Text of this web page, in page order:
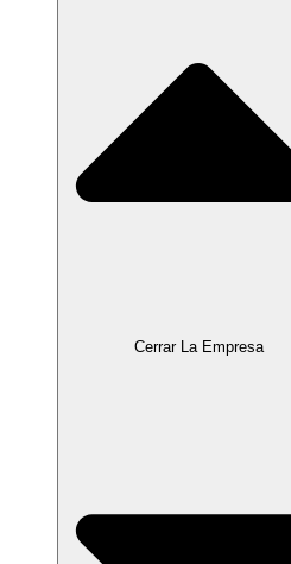
Cerrar La Empresa